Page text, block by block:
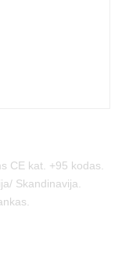
CE kat. +95 kodas.
Skandinavija.